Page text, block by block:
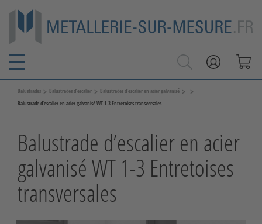
Balustrades > Balustrades d’escalier > Balustrades d’escalier en acier galvanisé > >
Balustrade d’escalier en acier galvanisé WT 1-3 Entretoises transversales
Balustrade d’escalier en acier
galvanisé WT 1-3 Entretoises
transversales